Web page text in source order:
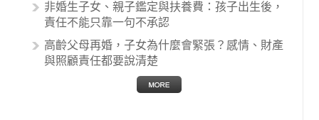
非婚生子女、親子鑑定與扶養費：孩子出生後，
責任不能只靠一句不承認
高齡父母再婚，子女為什麼會緊張？感情、財產
與照顧責任都要說清楚